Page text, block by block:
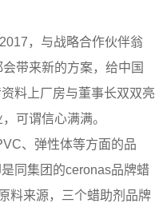
，与战略合作伙伴翁
带来新的方案，给中国
料上厂房与董事长双双亮
可谓信心满满。
、弹性体等方面的品
同集团的ceronas品牌蜡
料来源，三个蜡助剂品牌